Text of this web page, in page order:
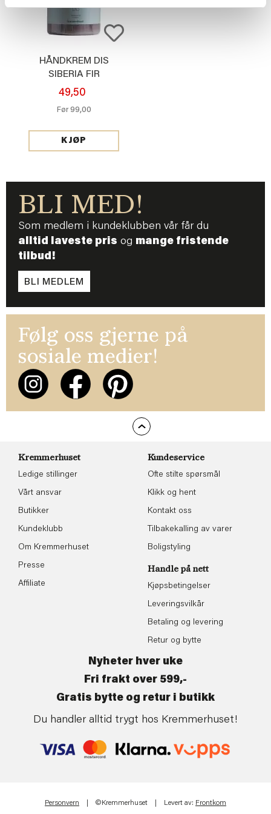
HÅNDKREM DIS
SIBERIA FIR
49,50
Før99,00
KJØP
BLI MED!
Som medlem i kundeklubben vår får du
alltid laveste pris og mange fristende
tilbud!
BLI MEDLEM
Følg oss gjerne på
sosiale medier!
Kremmerhuset
Ledige stillinger
Vårt ansvar
Butikker
Kundeklubb
Om Kremmerhuset
Presse
Affiliate
Kundeservice
Ofte stilte spørsmål
Klikk og hent
Kontakt oss
Tilbakekalling av varer
Boligstyling
Handle på nett
Kjøpsbetingelser
Leveringsvilkår
Betaling og levering
Retur og bytte
Nyheter hver uke
Fri frakt over 599,-
Gratis bytte og retur i butikk
Du handler alltid trygt hos Kremmerhuset!
Personvern | ©Kremmerhuset | Levert av: Frontkom